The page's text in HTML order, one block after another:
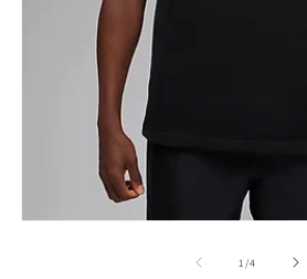
модальному
1 /з4